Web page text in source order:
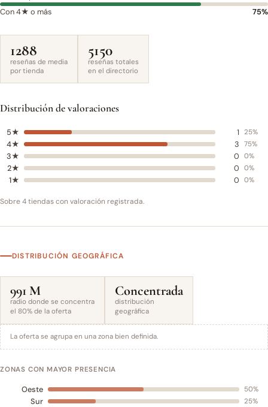
Con 4★ o más
75%
1288
reseñas de media
por tienda
5150
reseñas totales
en el directorio
Distribución de valoraciones
5★ 1 25%
4★ 3 75%
3★ 0 0%
2★ 0 0%
1★ 0 0%
Sobre 4 tiendas con valoración registrada.
DISTRIBUCIÓN GEOGRÁFICA
991 M
radio donde se concentra
el 80% de la oferta
Concentrada
distribución
geográfica
La oferta se agrupa en una zona bien definida.
ZONAS CON MAYOR PRESENCIA
Oeste 50%
Sur 25%